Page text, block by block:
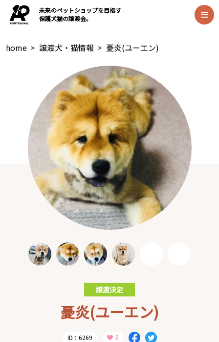
未来のペットショップを目指す
保護犬猫の譲渡会。
home > 譲渡犬・猫情報 > 憂炎(ユーエン)
譲渡決定
憂炎(ユーエン)
ID：6269